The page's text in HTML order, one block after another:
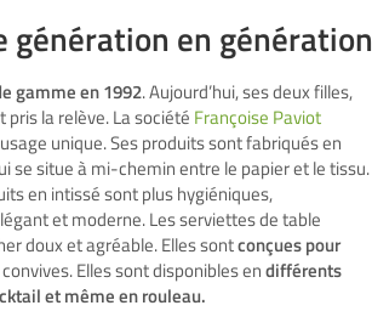
en génération
gamme en 1992. Aujourd’hui, ses deux filles,
la relève. La société Françoise Paviot
unique. Ses produits sont fabriqués en
se situe à mi-chemin entre le papier et le tissu.
en intissé sont plus hygiéniques,
et moderne. Les serviettes de table
doux et agréable. Elles sontconçues pour
Elles sont disponibles endifférents
et même en rouleau.